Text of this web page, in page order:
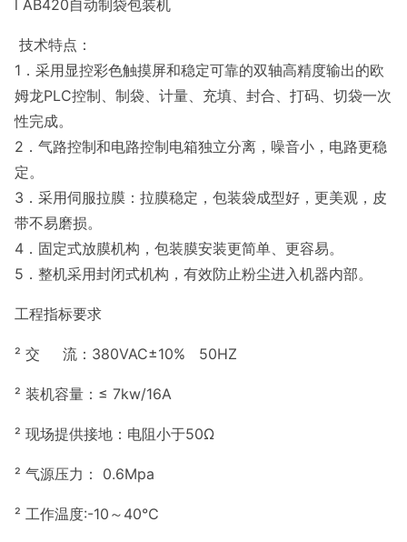
l AB420自动制袋包装机
技术特点：
1．采用显控彩色触摸屏和稳定可靠的双轴高精度输出的欧
姆龙PLC控制、制袋、计量、充填、封合、打码、切袋一次
性完成。
2．气路控制和电路控制电箱独立分离，噪音小，电路更稳
定。
3．采用伺服拉膜：拉膜稳定，包装袋成型好，更美观，皮
带不易磨损。
4．固定式放膜机构，包装膜安装更简单、更容易。
5．整机采用封闭式机构，有效防止粉尘进入机器内部。
工程指标要求
² 交 流：380VAC±10% 50HZ
² 装机容量：≤ 7kw/16A
² 现场提供接地：电阻小于50Ω
² 气源压力： 0.6Mpa
² 工作温度:-10～40℃